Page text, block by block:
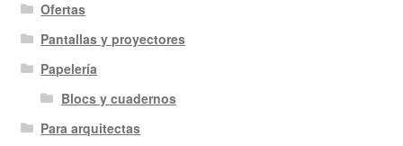
Ofertas
Pantallas y proyectores
Papelería
Blocs y cuadernos
Para arquitectas